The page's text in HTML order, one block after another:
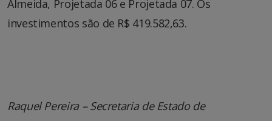
Almeida, Projetada 06 e Projetada 07. Os
investimentos são de R$ 419.582,63.
Raquel Pereira – Secretaria de Estado de